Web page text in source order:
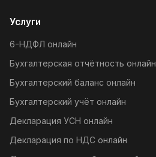
Услуги
6-НДФЛ онлайн
Бухгалтерская отчётность онлайн
Бухгалтерский баланс онлайн
Бухгалтерский учёт онлайн
Декларация УСН онлайн
Декларация по НДС онлайн